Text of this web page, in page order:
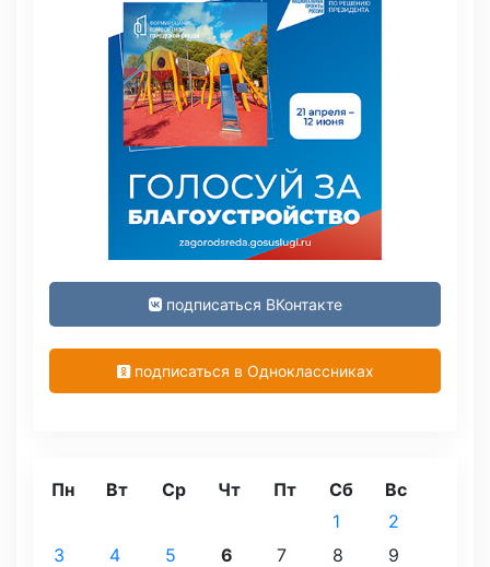
подписаться ВКонтакте
подписаться в Одноклассниках
Пн Вт Ср Чт Пт Сб Вс
1
2
3
4 5 6 7 8
9